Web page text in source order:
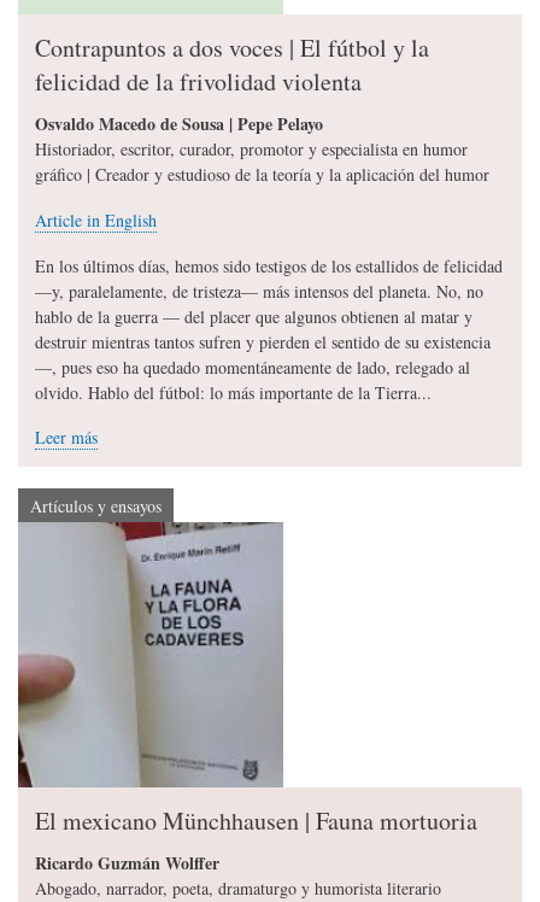
Contrapuntos a dos voces | El fútbol y la
felicidad de la frivolidad violenta
Osvaldo Macedo de Sousa | Pepe Pelayo
Historiador, escritor, curador, promotor y especialista en humor
gráfico | Creador y estudioso de la teoría y la aplicación del humor
Article in English
En los últimos días, hemos sido testigos de los estallidos de felicidad
—y, paralelamente, de tristeza— más intensos del planeta. No, no
hablo de la guerra — del placer que algunos obtienen al matar y
destruir mientras tantos sufren y pierden el sentido de su existencia
—, pues eso ha quedado momentáneamente de lado, relegado al
olvido. Hablo del fútbol: lo más importante de la Tierra...
Leer más
Artículos y ensayos
El mexicano Münchhausen | Fauna mortuoria
Ricardo Guzmán Wolffer
Abogado, narrador, poeta, dramaturgo y humorista literario